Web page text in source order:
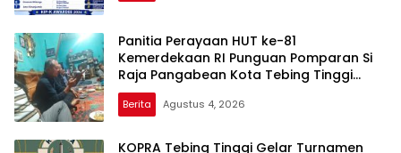
Panitia Perayaan HUT ke-81
Kemerdekaan RI Punguan Pomparan Si
Raja Pangabean Kota Tebing Tinggi
Terbentuk
Berita Agustus 4, 2026
KOPRA Tebing Tinggi Gelar Turnamen